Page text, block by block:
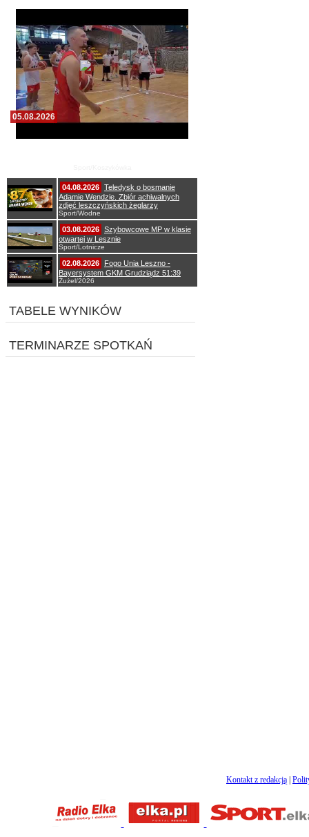
05.08.2026
04.08.2026 Teledysk o bosmanie
Adamie Wendzie. Zbiór achiwalnych
zdjęć leszczyńskich żeglarzy
Sport/Wodne
03.08.2026 Szybowcowe MP w klasie
otwartej w Lesznie
Sport/Lotnicze
02.08.2026
Fogo Unia Leszno -
Bayersystem GKM Grudziądz 51:39
Żużel/2026
TABELE WYNIKÓW
TERMINARZE SPOTKAŃ
Kontakt z redakcją